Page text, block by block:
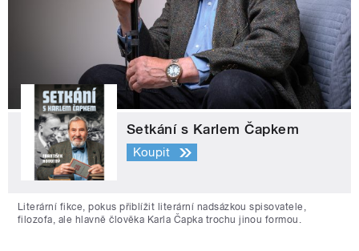
Setkání s Karlem Čapkem
Koupit
Literární fikce, pokus přiblížit literární nadsázkou spisovatele,
filozofa, ale hlavně člověka Karla Čapka trochu jinou formou.